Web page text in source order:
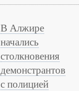
В Алжире
начались
столкновения
демонстрантов
с полицией